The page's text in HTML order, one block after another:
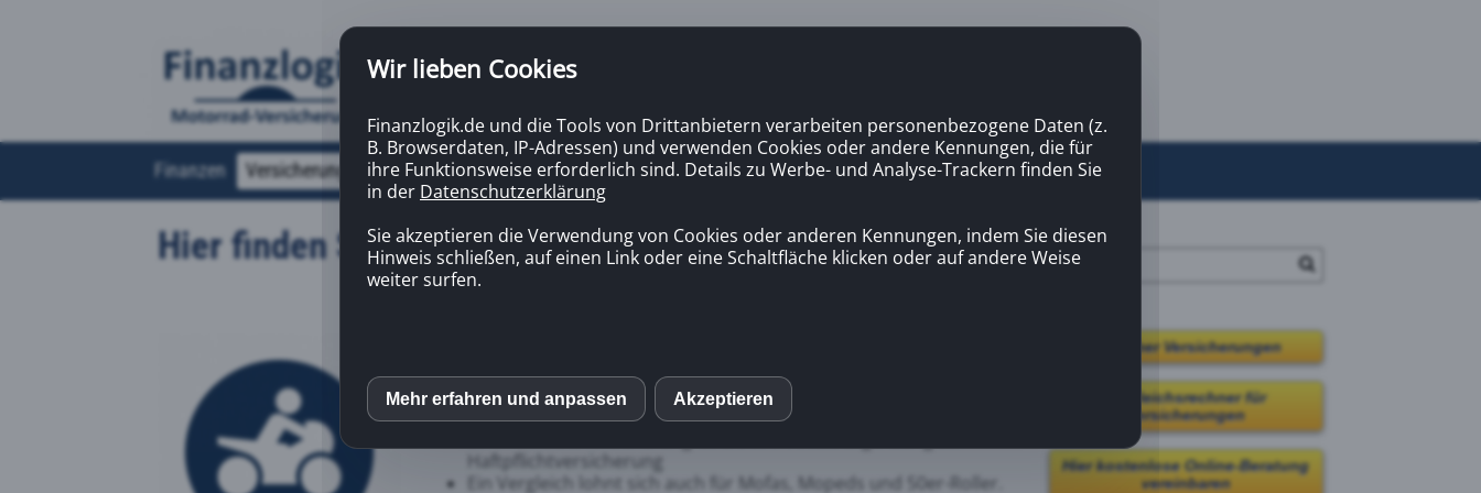
Finanzen Versicherungen Online-Beratung Immobilien Kontakt
Hier finden Sie eine günstige Motorradversicherung
Mit einem Vergleich verschiedenerVersicherungen
hunderte von Euro sparen. Dabei ist es egal ob Sie ein Motorrad
neu anmelden oder den Versicherer wechseln wollen.
Haftpflichtversicherung
Ein Vergleich lohnt sich auch für Mofas, Mopeds und 50er-Roller.
Ratgeber Versicherungen
Vergleichsrechner für
Versicherungen
Hier kostenlose Online-Beratung
vereinbaren
Wir lieben Cookies
Finanzlogik.de und die Tools von Drittanbietern verarbeiten personenbezogene Daten (z.
B. Browserdaten, IP-Adressen) und verwenden Cookies oder andere Kennungen, die für
ihre Funktionsweise erforderlich sind. Details zu Werbe- und Analyse-Trackern finden Sie
in der Datenschutzerklärung
Sie akzeptieren die Verwendung von Cookies oder anderen Kennungen, indem Sie diesen
Hinweis schließen, auf einen Link oder eine Schaltfläche klicken oder auf andere Weise
weiter surfen.
inCMS
Matomo (Piwik)
Mehr erfahren und anpassen Akzeptieren